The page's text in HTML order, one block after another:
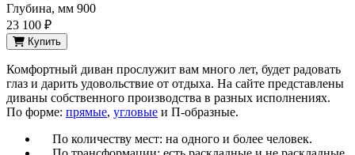
Глубина, мм 900
23 100 ₽
Купить
Комфортный диван прослужит вам много лет, будет радовать
глаз и дарить удовольствие от отдыха. На сайте представлены
диваны собственного производства в разных исполнениях.
По форме: прямые, угловые и П-образные.
По количеству мест: на одного и более человек.